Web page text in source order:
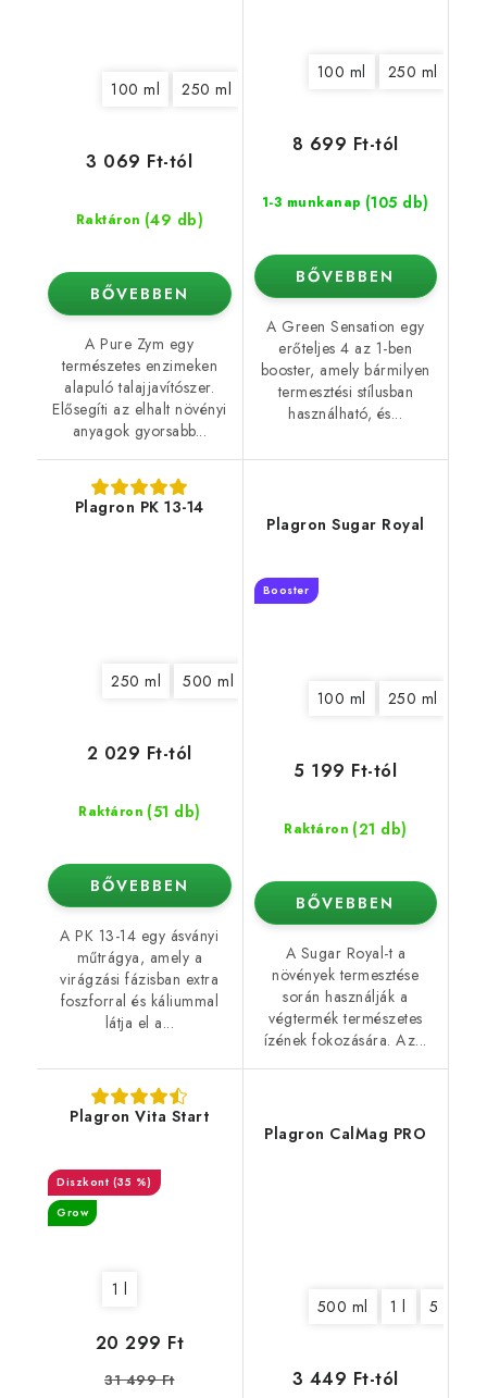
100 ml 250 ml
Raktáron (49 db)
3 069 Ft-tól
BŐVEBBEN
A Pure Zym egy
természetes enzimeken
alapuló talajjavítószer.
Elősegíti az elhalt növényi
anyagok gyorsabb...
100 ml 250 ml
1-3 munkanap (105 db)
8 699 Ft-tól
BŐVEBBEN
A Green Sensation egy
erőteljes 4 az 1-ben
booster, amely bármilyen
termesztési stílusban
használható, és...
Plagron PK 13-14
250 ml 500 ml
Raktáron (51 db)
2 029 Ft-tól
BŐVEBBEN
A PK 13-14 egy ásványi
műtrágya, amely a
virágzási fázisban extra
foszforral és káliummal
látja el a...
Plagron Sugar Royal
Booster
100 ml 250 ml
Raktáron (21 db)
5 199 Ft-tól
BŐVEBBEN
A Sugar Royal-t a
növények termesztése
során használják a
végtermék természetes
ízének fokozására. Az...
Plagron Vita Start
(35 %)
Grow
1 l
20 299 Ft
31 499 Ft
Plagron CalMag PRO
500 ml 1 l 5 l
3 449 Ft-tól